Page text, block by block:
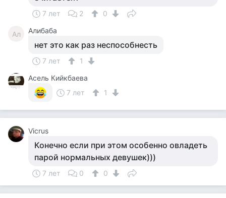
7 лет 2 0
Ал Алибаба
нет это как раз неспособнесть
7 лет
1
Асель Кийкбаева
7 лет
1
Vicrus
Конечно если при этом особенно овладеть
парой нормальных девушек)))
7 лет 0 0